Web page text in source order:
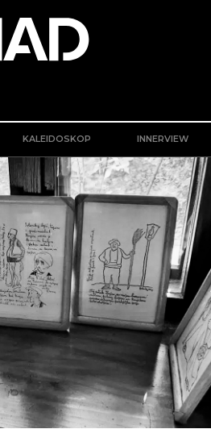
KALEIDOSKOP INNERVIEW